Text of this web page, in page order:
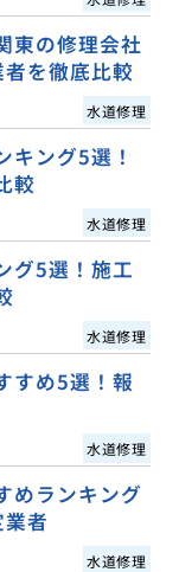
東の修理会社
を徹底比較
水道修理
キング5選！
較
水道修理
グ5選！施工
水道修理
すめ5選！報
水道修理
めランキング
者
水道修理